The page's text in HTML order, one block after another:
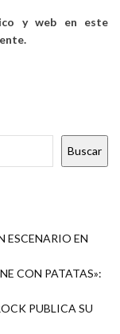
y web en este
Buscar
ESCENARIO EN
CON PATATAS»:
PUBLICA SU